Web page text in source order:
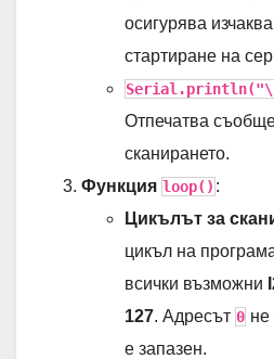
осигурява
стартиране на
Отпечатва
сканирането.
Функция loop() :
Цикълът за
цикъл на
всички възможни
127. Адресът 0 не
е запазен.